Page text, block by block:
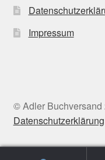
Impressum
© Adler Buchversand
Datenschutzerklärung